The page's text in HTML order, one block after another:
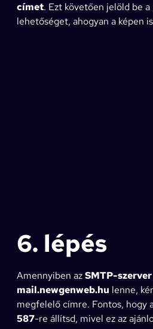
címet. Ezt követően jelöld be a
lehetőséget, ahogyan a képen
6. lépés
Amennyiben azSMTP-
mail.newgenweb.hu lenne,
megfelelő címre. Fontos, hogy
587-re állítsd, mivel ez az